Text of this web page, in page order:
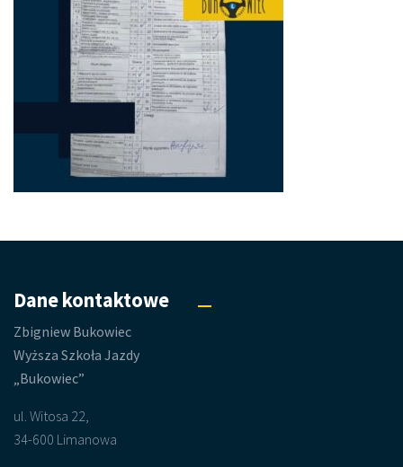
Dane kontaktowe
Zbigniew Bukowiec
Wyższa Szkoła Jazdy
„Bukowiec”
ul. Witosa 22,
34-600 Limanowa